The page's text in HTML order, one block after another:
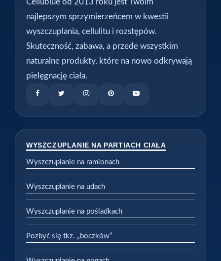
Cellublue od 2013 roku jest Twoim
najlepszym sprzymierzeńcem w kwestii
wyszczuplania, cellulitu i rozstępów.
Skuteczność, zabawa, a przede wszystkim
naturalne produkty, które na nowo odkrywają
pielęgnację ciała.
WYSZCZUPLANIE NA PARTIACH CIAŁA
Wyszczuplanie na ramionach
Wyszczuplanie na udach
Wyszczuplanie na pośladkach
Pozbyć się tkz. „boczków”